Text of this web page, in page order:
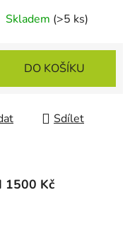
Skladem (>5 ks)
DO KOŠÍKU
Sdílet
1500 Kč